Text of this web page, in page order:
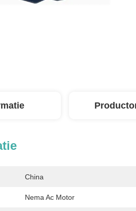
China
Nema Ac Motor